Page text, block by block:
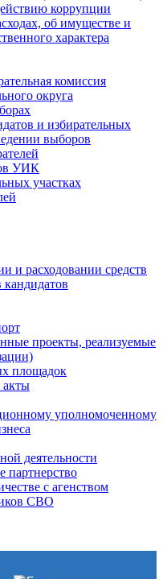
коррупции
об имуществе и
характера
комиссия
округа
и избирательных
выборов
УИК
участках
и расходовании средств
проекты, реализуемые
площадок
акты
уполномоченному
деятельности
партнерство
с агенством
СВО